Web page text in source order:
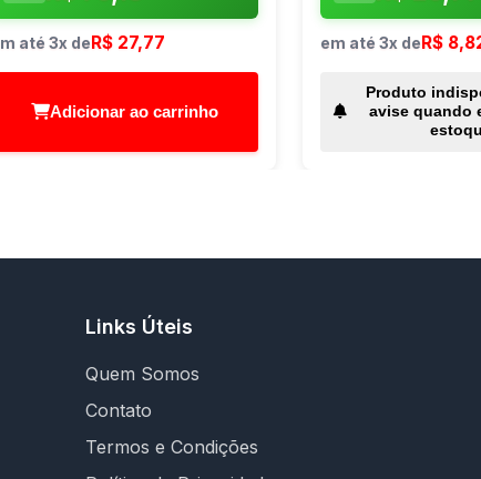
até 3x deR$ 27,77
Adicionar ao carrinho
em até 3x deR$
Produto
avise quando
Links Úteis
Quem Somos
Contato
Termos e Condições